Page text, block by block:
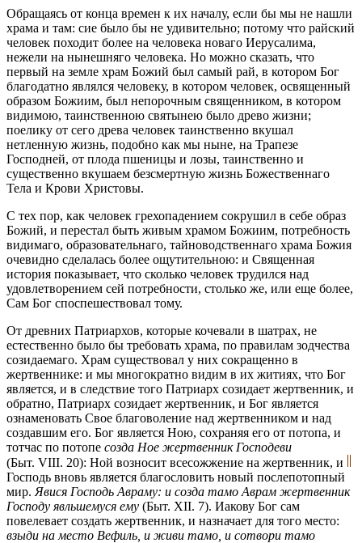
Обращаясь от конца времен к их началу, если бы мы не нашли
храма и там: сие было бы не удивительно; потому что райский
человек походит более на человека новаго Иерусалима,
нежели на нынешняго человека. Но можно сказать, что
первый на земле храм Божий был самый рай, в котором Бог
благодатно являлся человеку, в котором человек, освященный
образом Божиим, был непорочным священником, в котором
видимою, таинственною святынею было древо жизни;
поелику от сего древа человек таинственно вкушал
нетленную жизнь, подобно как мы ныне, на Трапезе
Господней, от плода пшеницы и лозы, таинственно и
существенно вкушаем безсмертную жизнь Божественнаго
Тела и Крови Христовы.
С тех пор, как человек грехопадением сокрушил в себе образ
Божий, и перестал быть живым храмом Божиим, потребность
видимаго, образовательнаго, тайноводственнаго храма Божия
очевидно сделалась более ощутительною: и Священная
история показывает, что сколько человек трудился над
удовлетворением сей потребности, столько же, или еще более,
Сам Бог споспешествовал тому.
От древних Патриархов, которые кочевали в шатрах, не
естественно было бы требовать храма, по правилам зодчества
созидаемаго. Храм существовал у них сокращенно в
жертвеннике: и мы многократно видим в их житиях, что Бог
является, и в следствие того Патриарх созидает жертвенник, и
обратно, Патриарх созидает жертвенник, и Бог является
ознаменовать Свое благоволение над жертвенником и над
создавшим его. Бог является Ною, сохраняя его от потопа, и
тотчас по потопе созда Ное жертвенник Господеви
(Быт. VIII. 20): Ной возносит всесожжение на жертвенник, и
Господь вновь является благословить новый послепотопный
мир. Явися Господь Авраму: и созда тамо Аврам жертвенник
Господу явльшемуся ему (Быт. XII. 7). Иакову Бог сам
повелевает создать жертвенник, и назначает для того место:
взыди на место Вефиль, и живи тамо, и сотвори тамо